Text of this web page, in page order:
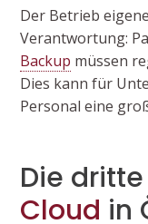
Der Betrieb
Verantwortung:
Backup müssen
Dies kann für
Personal eine
Die
Cloud in